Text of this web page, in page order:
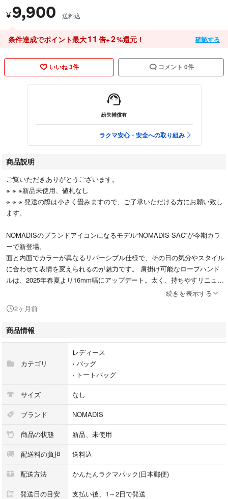
¥ 9,900 送料込
条件達成でポイント最大11 倍+2%還元！ 確認する
いいね 3件 コメント 0件
紛失補償有
ラクマ安心・安全への取り組み
商品説明
ご覧いただきありがとうございます。
※ ※ ※新品未使用、値札なし
※ ※ ※ 発送の際は小さく畳みますので、ご了承いただける方にお願い致し
ます。
NOMADISのブランドアイコンになるモデル“NOMADIS SAC”が今期カラ
ーで新登場。
面と内面でカラーが異なるリバーシブル仕様で、その⽇の気分やスタイル
に合わせて表情を変えられるのが魅⼒です。 肩掛け可能なロープハンド
ルは、2025年春夏より16mm幅にアップデート。太く、持ちやすリニュー
アルされ、重い荷物でも持ち運びやすいと好評です。 バッグの内外に
タンブラー、小物の整理などに便利です。
サイズH:42cm W:43cm D:15cm
素材 本体：ナイロン100％
※モニターや撮影環境により色の見え方が変わる場合もございますのでご
了承ください。
続きを表示する
2ヶ月前
商品情報
カテゴリ
レディース
› バッグ
› トートバッグ
サイズ なし
ブランド NOMADIS
商品の状態 新品、未使用
配送料の負担 送料込
配送方法 かんたんラクマパック(日本郵便)
発送日の目安 支払い後、1～2日で発送